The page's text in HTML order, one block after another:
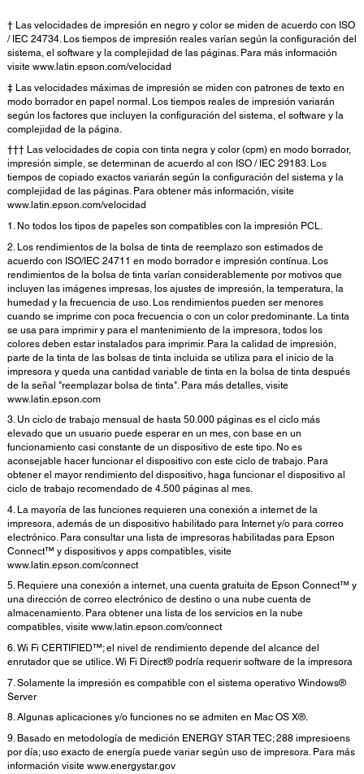
† Las velocidades de impresión en negro y color se miden de acuerdo con ISO
/ IEC 24734. Los tiempos de impresión reales varían según la configuración del
sistema, el software y la complejidad de las páginas. Para más información
visite www.latin.epson.com/velocidad
‡ Las velocidades máximas de impresión se miden con patrones de texto en
modo borrador en papel normal. Los tiempos reales de impresión variarán
según los factores que incluyen la configuración del sistema, el software y la
complejidad de la página.
††† Las velocidades de copia con tinta negra y color (cpm) en modo borrador,
impresión simple, se determinan de acuerdo al con ISO / IEC 29183. Los
tiempos de copiado exactos variarán según la configuración del sistema y la
complejidad de las páginas. Para obtener más información, visite
www.latin.epson.com/velocidad
1. No todos los tipos de papeles son compatibles con la impresión PCL.
2. Los rendimientos de la bolsa de tinta de reemplazo son estimados de
acuerdo con ISO/IEC 24711 en modo borrador e impresión contínua. Los
rendimientos de la bolsa de tinta varían considerablemente por motivos que
incluyen las imágenes impresas, los ajustes de impresión, la temperatura, la
humedad y la frecuencia de uso. Los rendimientos pueden ser menores
cuando se imprime con poca frecuencia o con un color predominante. La tinta
se usa para imprimir y para el mantenimiento de la impresora, todos los
colores deben estar instalados para imprimir. Para la calidad de impresión,
parte de la tinta de las bolsas de tinta incluida se utiliza para el inicio de la
impresora y queda una cantidad variable de tinta en la bolsa de tinta después
de la señal "reemplazar bolsa de tinta". Para más detalles, visite
www.latin.epson.com
3. Un ciclo de trabajo mensual de hasta 50.000 páginas es el ciclo más
elevado que un usuario puede esperar en un mes, con base en un
funcionamiento casi constante de un dispositivo de este tipo. No es
aconsejable hacer funcionar el dispositivo con este ciclo de trabajo. Para
obtener el mayor rendimiento del dispositivo, haga funcionar el dispositivo al
ciclo de trabajo recomendado de 4.500 páginas al mes.
4. La mayoría de las funciones requieren una conexión a internet de la
impresora, además de un dispositivo habilitado para Internet y/o para correo
electrónico. Para consultar una lista de impresoras habilitadas para Epson
Connect™ y dispositivos y apps compatibles, visite
www.latin.epson.com/connect
5. Requiere una conexión a internet, una cuenta gratuita de Epson Connect™ y
una dirección de correo electrónico de destino o una nube cuenta de
almacenamiento. Para obtener una lista de los servicios en la nube
compatibles, visite www.latin.epson.com/connect
6. Wi Fi CERTIFIED™; el nivel de rendimiento depende del alcance del
enrutador que se utilice. Wi Fi Direct® podría requerir software de la impresora
7. Solamente la impresión es compatible con el sistema operativo Windows®
Server
8. Algunas aplicaciones y/o funciones no se admiten en Mac OS X®.
9. Basado en metodología de medición ENERGY STAR TEC; 288 impresioens
por día; uso exacto de energía puede variar según uso de impresora. Para más
información visite www.energystar.gov